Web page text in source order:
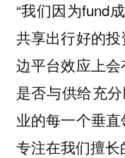
“我们因为fund
共享出行好的
边平台效应上
是否与供给充
业的每一个垂
专注在我们擅长